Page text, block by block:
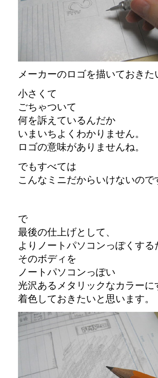
メーカーのロゴを描いておき
小さくて
ごちゃついて
何を訴えているんだか
いまいちよくわかりません。
ロゴの意味がありませんね。
でもすべては
こんなミニだからいけないので
で
最後の仕上げとして、
よりノートパソコンっぽくする
そのボディを
ノートパソコンっぽい
光沢あるメタリックなカラーに
着色しておきたいと思います。